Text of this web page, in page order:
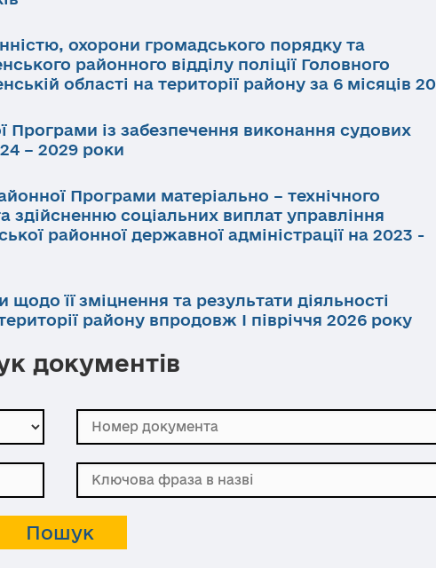
охорони громадського порядку та
районного відділу поліції Головного
області на території району за 6 місяців 20
Програми із забезпечення виконання судових
– 2029 роки
Програми матеріально – технічного
здійсненню соціальних виплат управління
районної державної адміністрації на 2023 -
її зміцнення та результати діяльності
району впродовж І півріччя 2026 року
документів